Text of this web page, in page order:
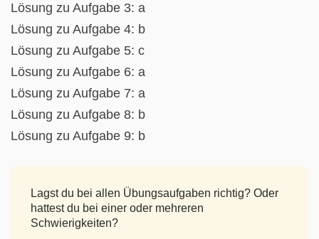
Lösung zu Aufgabe 3: a
Lösung zu Aufgabe 4: b
Lösung zu Aufgabe 5: c
Lösung zu Aufgabe 6: a
Lösung zu Aufgabe 7: a
Lösung zu Aufgabe 8: b
Lösung zu Aufgabe 9: b
Lagst du bei allen Übungsaufgaben richtig? Oder
hattest du bei einer oder mehreren
Schwierigkeiten?